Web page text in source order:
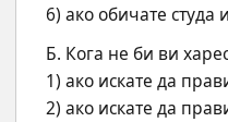
6) ако обичате студа
Б. Кога не би ви
1) ако искате да
2) ако искате да